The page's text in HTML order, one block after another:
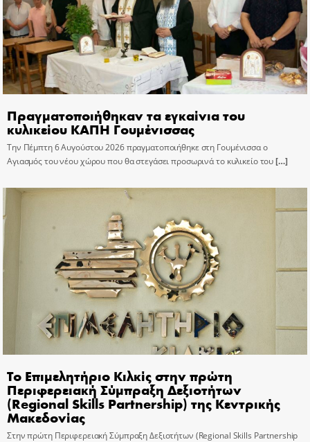
Πραγματοποιήθηκαν τα εγκαίνια του
κυλικείου ΚΑΠΗ Γουμένισσας
Την Πέμπτη 6 Αυγούστου 2026 πραγματοποιήθηκε στη Γουμένισσα ο
Αγιασμός του νέου χώρου που θα στεγάσει προσωρινά το κυλικείο του[…]
Το Επιμελητήριο Κιλκίς στην πρώτη
Περιφερειακή Σύμπραξη Δεξιοτήτων
(Regional Skills Partnership) της Κεντρικής
Μακεδονίας
Στην πρώτη Περιφερειακή Σύμπραξη Δεξιοτήτων (Regional Skills Partnership